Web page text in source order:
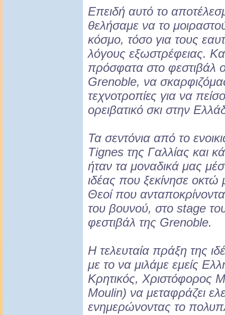
Επειδή αυτό το
θελήσαμε να το
κόσμο, τόσο για τους
λόγους εξωστρέφειας.
πρόσφατα στο φεστιβάλ
Grenoble, να
τεχνοτροπίες για να
ορειβατικό σκι στην
Τα σεντόνια από το
Tignes της Γαλλίας και
ήταν τα μοναδικά μας
ιδέας που ξεκίνησε
Θεοί που
του βουνού, στο stage
φεστιβάλ της Grenoble.
Η τελευταία πράξη της
με το να μιλάμε εμείς
Κρητικός, Χριστόφορος
Moulin) να μεταφράζει
ενημερώνοντας το